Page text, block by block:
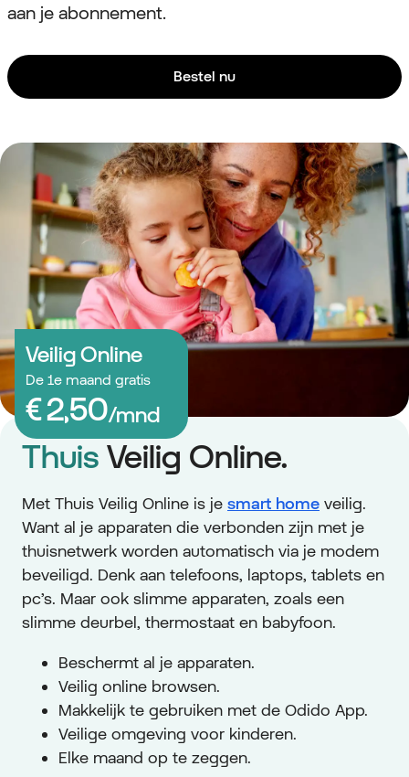
aan je abonnement.
Bestel nu
Veilig Online
De 1e maand gratis
Thuis Veilig Online.
Met Thuis Veilig Online is je smart home veilig.
Want al je apparaten die verbonden zijn met je
thuisnetwerk worden automatisch via je modem
beveiligd. Denk aan telefoons, laptops, tablets en
pc’s. Maar ook slimme apparaten, zoals een
slimme deurbel, thermostaat en babyfoon.
Beschermt al je apparaten.
Veilig online browsen.
Makkelijk te gebruiken met de Odido App.
Veilige omgeving voor kinderen.
Elke maand op te zeggen.